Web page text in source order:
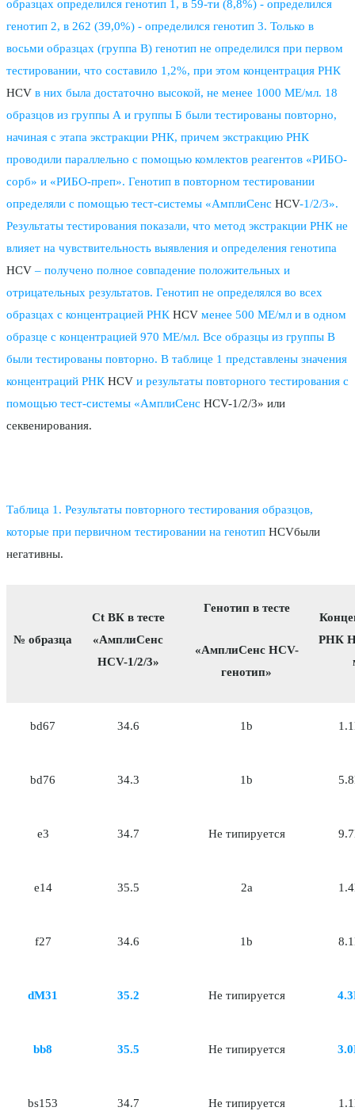
образцах определился генотип 1, в 59-ти (8,8%) - определился
генотип 2, в 262 (39,0%) - определился генотип 3. Только в
восьми образцах (группа В) генотип не определился при первом
тестировании, что составило 1,2%, при этом концентрация РНК
HCV в них была достаточно высокой, не менее 1000 МЕ/мл. 18
образцов из группы А и группы Б были тестированы повторно,
начиная с этапа экстракции РНК, причем экстракцию РНК
проводили параллельно с помощью комлектов реагентов «РИБО-
сорб» и «РИБО-преп». Генотип в повторном тестировании
определяли с помощью тест-системы «АмплиСенс HCV-1/2/3».
Результаты тестирования показали, что метод экстракции РНК не
влияет на чувствительность выявления и определения генотипа
HCV – получено полное совпадение положительных и
отрицательных результатов. Генотип не определялся во всех
образцах с концентрацией РНК HCV менее 500 МЕ/мл и в одном
образце с концентрацией 970 МЕ/мл. Все образцы из группы В
были тестированы повторно. В таблице 1 представлены значения
концентраций РНК HCV и результаты повторного тестирования с
помощью тест-системы «АмплиСенс HCV-1/2/3» или
секвенирования.
Таблица 1. Результаты повторного тестирования образцов,
которые при первичном тестировании на генотип HCVбыли
негативны.
№ образца
Ct ВК в тесте
«АмплиСенс
HCV-1/2/3»
Генотип в тесте
«АмплиСенс HCV-
генотип»
РНК
bd67 34.6 1b
bd76 34.3 1b
e3 34.7 Не типируется
e14 35.5 2a
f27 34.6 1b
dM31 35.2 Не типируется
bb8 35.5 Не типируется
bs153 34.7 Не типируется